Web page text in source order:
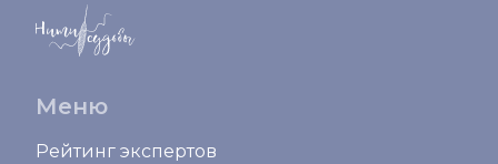
Меню
Рейтинг экспертов